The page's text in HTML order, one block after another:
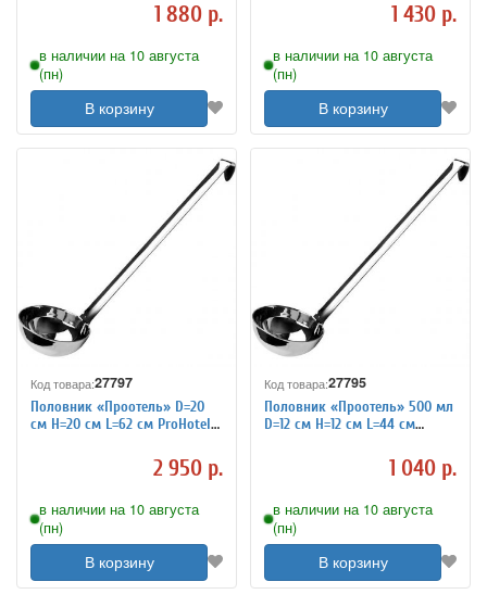
1 880 р.
в наличии на 10 августа
(пн)
В корзину
1 430 р.
в наличии на 10 августа
(пн)
В корзину
Код товара:27797
Половник «Проотель» D=20
см H=20 см L=62 см ProHotel
2 950 р.
в наличии на 10 августа
(пн)
В корзину
Код товара:27795
Половник «Проотель» 500 мл
D=12 см H=12 см L=44 см
1 040 р.
в наличии на 10 августа
(пн)
В корзину